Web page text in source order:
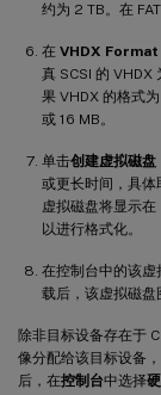
约为 2 TB。在
在 VHDX Format
真 SCSI 的 VHDX
果 VHDX 的格式
或 16 MB。
单击创建虚拟磁盘
或更长时间，具
虚拟磁盘将显示
以进行格式化。
在控制台中的该
载后，该虚拟磁盘
除非目标设备存在于
像分配给该目标设备
后，在控制台中选择